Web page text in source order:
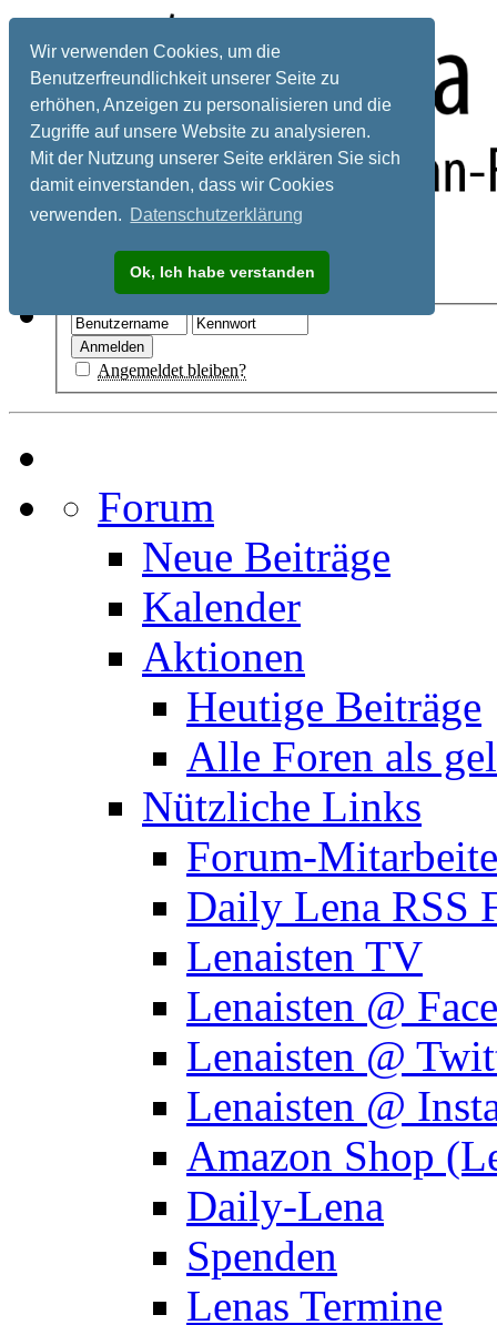
Wir verwenden Cookies, um die
Benutzerfreundlichkeit unserer Seite zu
erhöhen, Anzeigen zu personalisieren und die
Zugriffe auf unsere Website zu analysieren.
Mit der Nutzung unserer Seite erklären Sie sich
damit einverstanden, dass wir Cookies
verwenden. Datenschutzerklärung
Ok, Ich habe verstanden
Registrieren
Angemeldet bleiben?
Forum
Neue Beiträge
Kalender
Aktionen
Heutige Beiträge
Alle Foren als
Nützliche Links
Forum-
Daily Lena RSS
Lenaisten TV
Lenaisten @
Lenaisten @
Lenaisten @
Amazon Shop
Daily-Lena
Spenden
Lenas Termine